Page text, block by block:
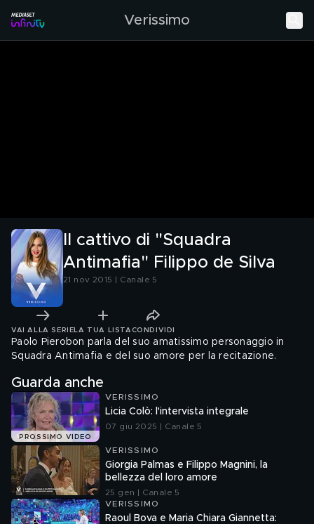
Verissimo
Il cattivo di "Squadra
Antimafia" Filippo de Silva
21 nov 2015 | Canale 5
VAI ALLA SERIE LA TUA LISTA CONDIVIDI
Paolo Pierobon parla del suo amatissimo personaggio in
Squadra Antimafia e del suo amore per la recitazione.
Guarda anche
PROSSIMO VIDEO
VERISSIMO
Licia Colò: l'intervista integrale
07 giu 2025 | Canale 5
VERISSIMO
Giorgia Palmas e Filippo Magnini, la
bellezza del loro amore
25 gen | Canale 5
VERISSIMO
Raoul Bova e Maria Chiara Giannetta: